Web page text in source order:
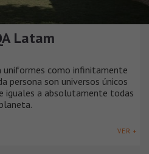
Latam
uniformes como infinitamente
persona son universos únicos
iguales a absolutamente todas
VER +